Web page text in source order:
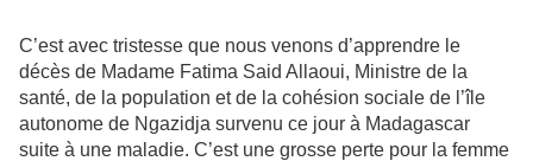
C’est avec tristesse que nous venons d’apprendre le
décès de Madame Fatima Said Allaoui, Ministre de la
santé, de la population et de la cohésion sociale de l’île
autonome de Ngazidja survenu ce jour à Madagascar
suite à une maladie. C’est une grosse perte pour la femme